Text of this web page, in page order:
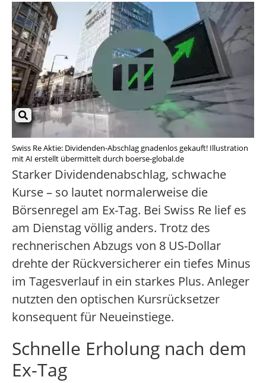
Swiss Re Aktie: Dividenden-Abschlag gnadenlos gekauft! Illustration
mit AI erstellt übermittelt durch boerse-global.de
Starker Dividendenabschlag, schwache
Kurse – so lautet normalerweise die
Börsenregel am Ex-Tag. Bei Swiss Re lief es
am Dienstag völlig anders. Trotz des
rechnerischen Abzugs von 8 US-Dollar
drehte der Rückversicherer ein tiefes Minus
im Tagesverlauf in ein starkes Plus. Anleger
nutzten den optischen Kursrücksetzer
konsequent für Neueinstiege.
Schnelle Erholung nach dem
Ex-Tag